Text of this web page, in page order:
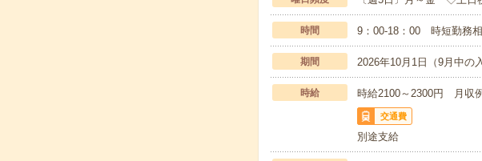
時間 9：00-18：00 時短勤務相
期間 2026年10月1日（9月中の
時給 時給2100～2300円 月収
交通費
別途支給